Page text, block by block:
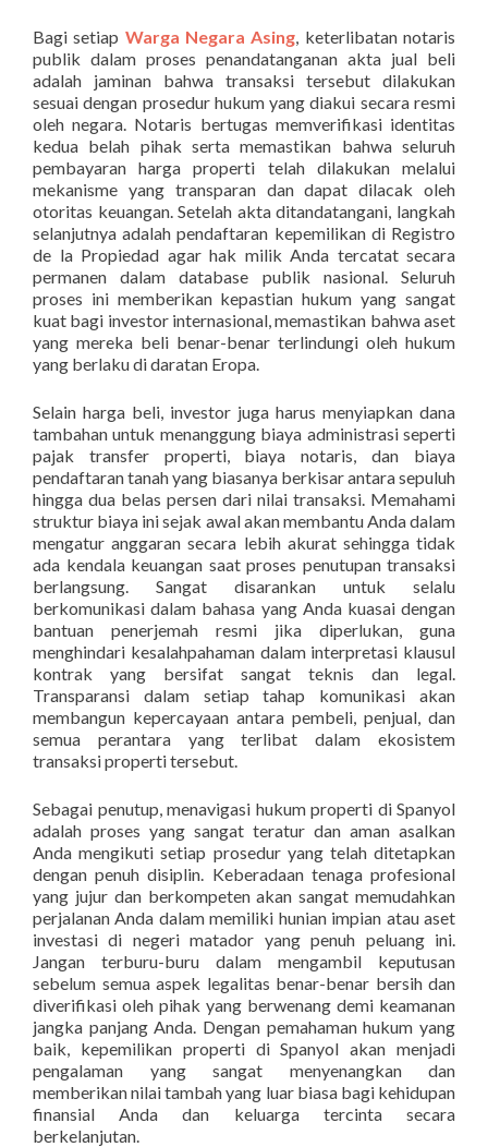
Bagi setiap Warga Negara Asing, keterlibatan notaris
publik dalam proses penandatanganan akta jual beli
adalah jaminan bahwa transaksi tersebut dilakukan
sesuai dengan prosedur hukum yang diakui secara resmi
oleh negara. Notaris bertugas memverifikasi identitas
kedua belah pihak serta memastikan bahwa seluruh
pembayaran harga properti telah dilakukan melalui
mekanisme yang transparan dan dapat dilacak oleh
otoritas keuangan. Setelah akta ditandatangani, langkah
selanjutnya adalah pendaftaran kepemilikan di Registro
de la Propiedad agar hak milik Anda tercatat secara
permanen dalam database publik nasional. Seluruh
proses ini memberikan kepastian hukum yang sangat
kuat bagi investor internasional, memastikan bahwa aset
yang mereka beli benar-benar terlindungi oleh hukum
yang berlaku di daratan Eropa.
Selain harga beli, investor juga harus menyiapkan dana
tambahan untuk menanggung biaya administrasi seperti
pajak transfer properti, biaya notaris, dan biaya
pendaftaran tanah yang biasanya berkisar antara sepuluh
hingga dua belas persen dari nilai transaksi. Memahami
struktur biaya ini sejak awal akan membantu Anda dalam
mengatur anggaran secara lebih akurat sehingga tidak
ada kendala keuangan saat proses penutupan transaksi
berlangsung. Sangat disarankan untuk selalu
berkomunikasi dalam bahasa yang Anda kuasai dengan
bantuan penerjemah resmi jika diperlukan, guna
menghindari kesalahpahaman dalam interpretasi klausul
kontrak yang bersifat sangat teknis dan legal.
Transparansi dalam setiap tahap komunikasi akan
membangun kepercayaan antara pembeli, penjual, dan
semua perantara yang terlibat dalam ekosistem
transaksi properti tersebut.
Sebagai penutup, menavigasi hukum properti di Spanyol
adalah proses yang sangat teratur dan aman asalkan
Anda mengikuti setiap prosedur yang telah ditetapkan
dengan penuh disiplin. Keberadaan tenaga profesional
yang jujur dan berkompeten akan sangat memudahkan
perjalanan Anda dalam memiliki hunian impian atau aset
investasi di negeri matador yang penuh peluang ini.
Jangan terburu-buru dalam mengambil keputusan
sebelum semua aspek legalitas benar-benar bersih dan
diverifikasi oleh pihak yang berwenang demi keamanan
jangka panjang Anda. Dengan pemahaman hukum yang
baik, kepemilikan properti di Spanyol akan menjadi
pengalaman yang sangat menyenangkan dan
memberikan nilai tambah yang luar biasa bagi kehidupan
finansial Anda dan keluarga tercinta secara
berkelanjutan.